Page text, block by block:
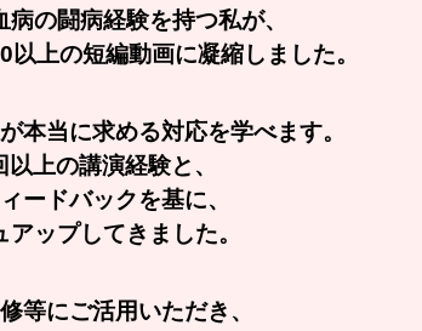
の闘病経験を持つ私が、
上の短編動画に凝縮しました。
本当に求める対応を学べます。
上の講演経験と、
ードバックを基に、
ップしてきました。
等にご活用いただき、